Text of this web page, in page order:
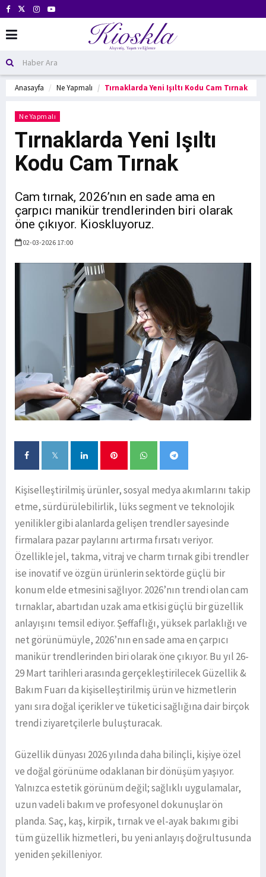
Anasayfa Ne Yapmalı Tırnaklarda Yeni Işıltı Kodu Cam Tırnak
Ne Yapmalı
Tırnaklarda Yeni Işıltı
Kodu Cam Tırnak
Cam tırnak, 2026’nın en sade ama en
çarpıcı manikür trendlerinden biri olarak
öne çıkıyor. Kioskluyoruz.
02-03-2026 17:00
Kişiselleştirilmiş ürünler, sosyal medya akımlarını takip
etme, sürdürülebilirlik, lüks segment ve teknolojik
yenilikler gibi alanlarda gelişen trendler sayesinde
firmalara pazar paylarını artırma fırsatı veriyor.
Özellikle jel, takma, vitraj ve charm tırnak gibi trendler
ise inovatif ve özgün ürünlerin sektörde güçlü bir
konum elde etmesini sağlıyor. 2026’nın trendi olan cam
tırnaklar, abartıdan uzak ama etkisi güçlü bir güzellik
anlayışını temsil ediyor. Şeffaflığı, yüksek parlaklığı ve
net görünümüyle, 2026’nın en sade ama en çarpıcı
manikür trendlerinden biri olarak öne çıkıyor. Bu yıl 26-
29 Mart tarihleri arasında gerçekleştirilecek Güzellik &
Bakım Fuarı da kişiselleştirilmiş ürün ve hizmetlerin
yanı sıra doğal içerikler ve tüketici sağlığına dair birçok
trendi ziyaretçilerle buluşturacak.
Güzellik dünyası 2026 yılında daha bilinçli, kişiye özel
ve doğal görünüme odaklanan bir dönüşüm yaşıyor.
Yalnızca estetik görünüm değil; sağlıklı uygulamalar,
uzun vadeli bakım ve profesyonel dokunuşlar ön
planda. Saç, kaş, kirpik, tırnak ve el-ayak bakımı gibi
tüm güzellik hizmetleri, bu yeni anlayış doğrultusunda
yeniden şekilleniyor.